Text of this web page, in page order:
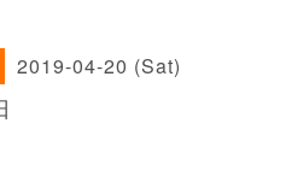
2019-04-20 (Sat)